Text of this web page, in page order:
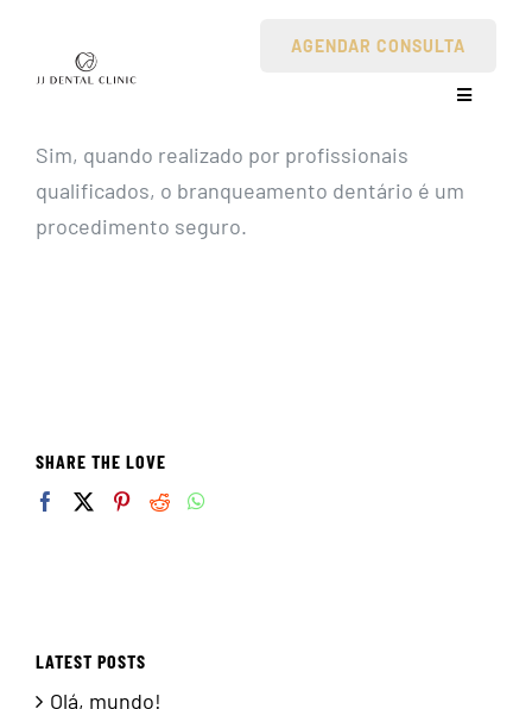
content
AGENDAR CONSULTA
Toggle
Clinica
Tratamentos Dentários
Sim, quando realizado por profissionais
qualificados, o branqueamento dentário é um
procedimento seguro.
SHARE THE LOVE
LATEST POSTS
Olá, mundo!